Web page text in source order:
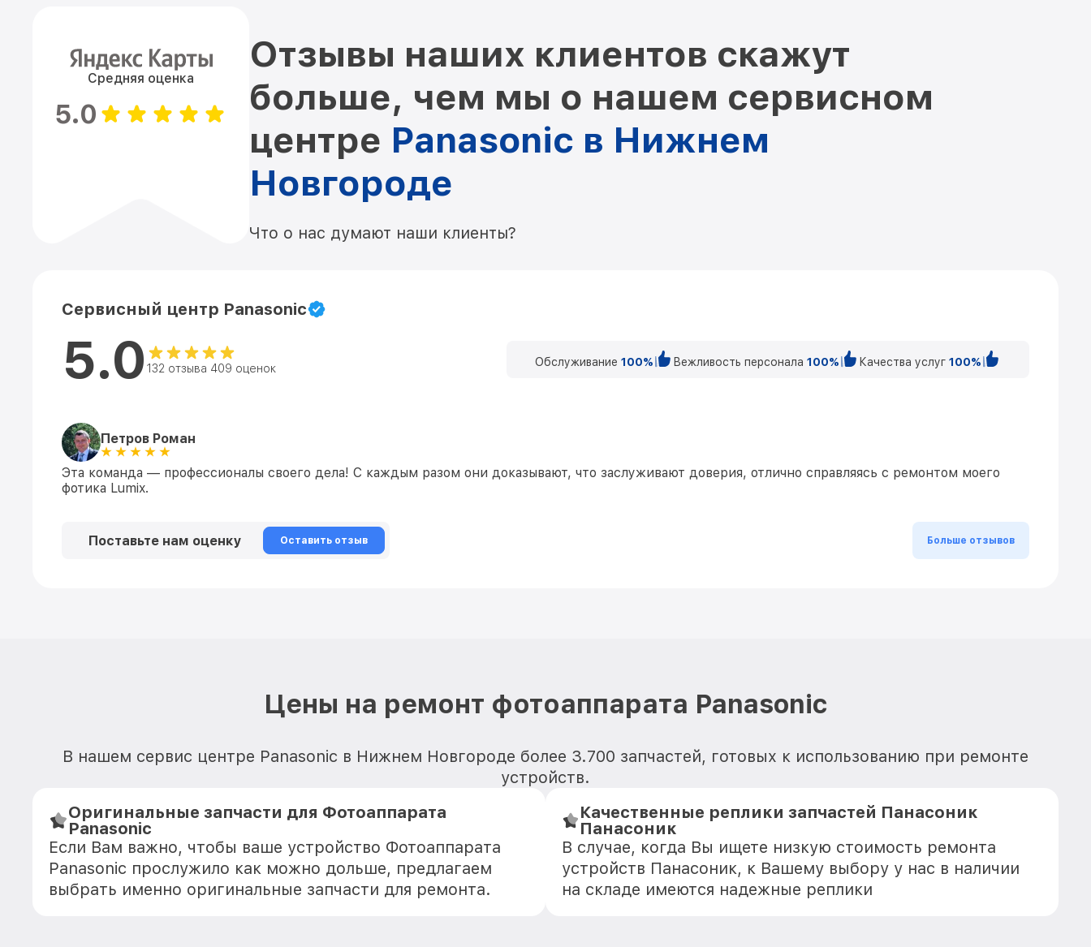
Средняя оценка
5.0
Отзывы наших клиентов скажут
больше, чем мы о нашем сервисном
центре Panasonic в Нижнем
Новгороде
Что о нас думают наши клиенты?
Сервисный центр Panasonic
5.0 132 отзыва 409 оценок Обслуживание 100% Вежливость персонала 100% Качества услуг 100%
Петров Роман
Эта команда — профессионалы своего дела! С каждым разом они доказывают, что заслуживают доверия, отлично справляясь с ремонтом моего
фотика Lumix.
Поставьте нам оценку Оставить отзыв Больше отзывов
Цены на ремонт фотоаппарата Panasonic
В нашем сервис центре Panasonic в Нижнем Новгороде более 3.700 запчастей, готовых к использованию при ремонте
устройств.
Оригинальные запчасти для Фотоаппарата
Panasonic
Если Вам важно, чтобы ваше устройство Фотоаппарата
Panasonic прослужило как можно дольше, предлагаем
выбрать именно оригинальные запчасти для ремонта.
Качественные реплики запчастей Панасоник
Панасоник
В случае, когда Вы ищете низкую стоимость ремонта
устройств Панасоник, к Вашему выбору у нас в наличии
на складе имеются надежные реплики